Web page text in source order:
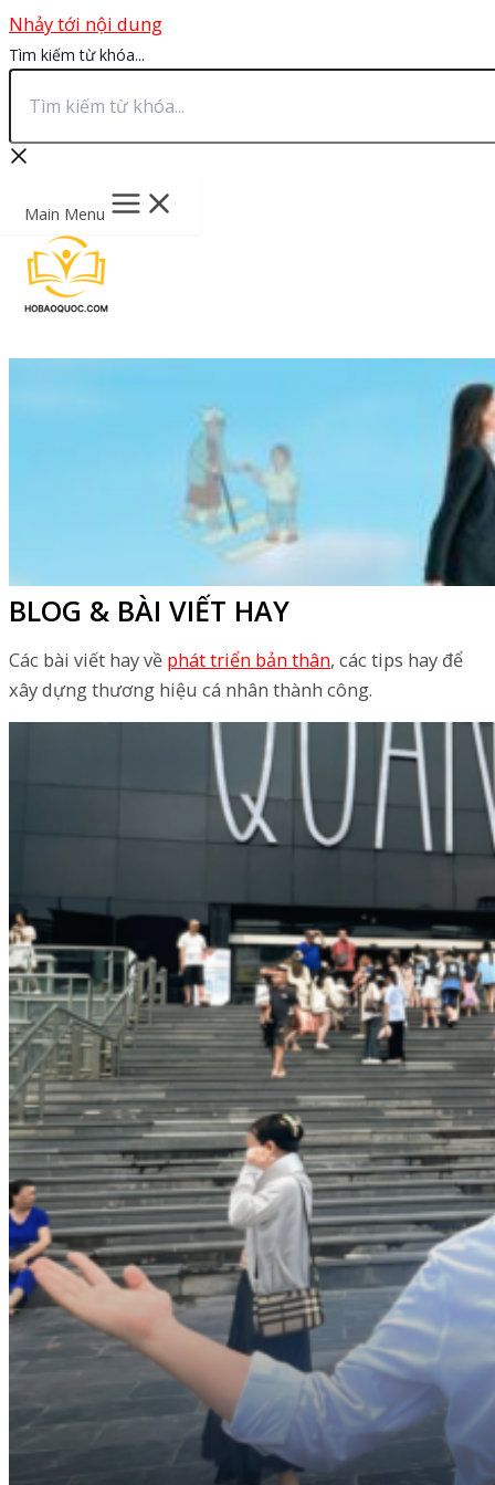
Nhảy tới nội dung
Tìm kiếm từ khóa...
Main Menu
BLOG & BÀI VIẾT HAY
Các bài viết hay về phát triển bản thân, các tips hay để
xây dựng thương hiệu cá nhân thành công.